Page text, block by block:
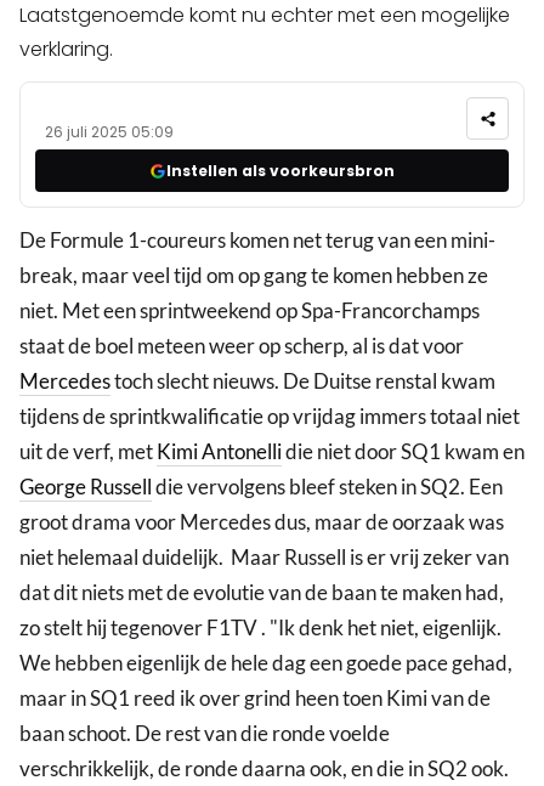
Laatstgenoemde komt nu echter met een mogelijke
verklaring.
26 juli 2025 05:09
Instellen als voorkeursbron
De Formule 1-coureurs komen net terug van een mini-
break, maar veel tijd om op gang te komen hebben ze
niet. Met een sprintweekend op Spa-Francorchamps
staat de boel meteen weer op scherp, al is dat voor
Mercedestoch slecht nieuws. De Duitse renstal kwam
tijdens de sprintkwalificatie op vrijdag immers totaal niet
uit de verf, metKimi Antonellidie niet door SQ1 kwam en
George Russelldie vervolgens bleef steken in SQ2. Een
groot drama voor Mercedes dus, maar de oorzaak was
niet helemaal duidelijk. Maar Russell is er vrij zeker van
dat dit niets met de evolutie van de baan te maken had,
zo stelt hij tegenover F1TV . "Ik denk het niet, eigenlijk.
We hebben eigenlijk de hele dag een goede pace gehad,
maar in SQ1 reed ik over grind heen toen Kimi van de
baan schoot. De rest van die ronde voelde
verschrikkelijk, de ronde daarna ook, en die in SQ2 ook.